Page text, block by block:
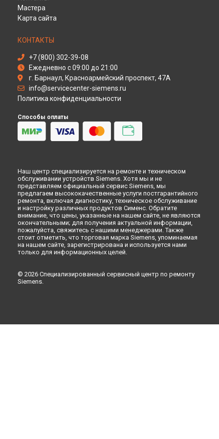
Ремонт духового шкафа HB 66E55 Siemens в
Ремонт духового шкафа HB 66E55 Siemens в
Челнах
Ремонт духового шкафа HB 66E55 Siemens в
Мастера
Карта сайта
КОНТАКТЫ
+7 (800) 302-39-08
Ежедневно с 09:00 до 21:00
г. Барнаул, Красноармейский проспект, 47А
info@servicecenter-siemens.ru
Политика конфиденциальности
Способы оплаты
Наш центр специализируется на ремонте и техническом
обслуживании устройств Siemens. Хотя мы и не
представляем официальный сервис Siemens, мы
предлагаем высококачественные услуги постгарантийного
ремонта, включая диагностику, техническое обслуживание
и настройку различных продуктов Сименс. Обратите
внимание, что цены, указанные на нашем сайте, не являются
окончательными; для получения актуальной информации,
пожалуйста, свяжитесь с нашими менеджерами. Также
стоит отметить, что торговая марка Siemens, упоминаемая
на нашем сайте, зарегистрирована и используется нами
только для информационных целей.
© 2026 Специализированный сервисный центр по ремонту
Siemens.